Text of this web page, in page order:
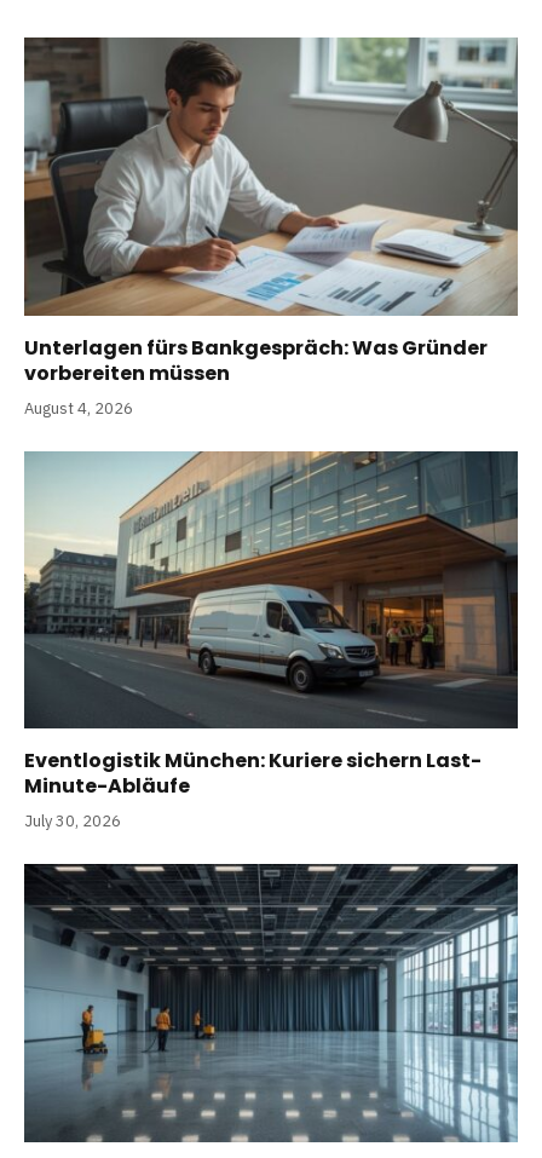
Unterlagen fürs Bankgespräch: Was Gründer
vorbereiten müssen
August 4, 2026
Eventlogistik München: Kuriere sichern Last-
Minute-Abläufe
July 30, 2026